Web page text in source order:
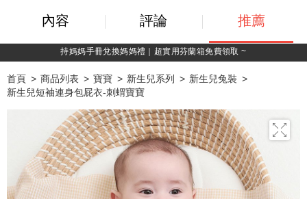
綁定LINE好友，500購物金立即折！
首頁 商品列表 寶寶 新生兒系列
新生兒兔裝
新生兒短袖連身包屁衣-刺蝟寶寶
內容 評論 推薦